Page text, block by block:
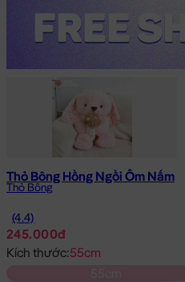
Thỏ Bông Hồng Ngồi Ôm Nấm
Thỏ Bông
(4.4)
245.000đ
Kích thước:55cm